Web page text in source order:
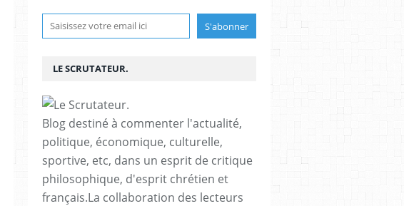
LE SCRUTATEUR.
Blog destiné à commenter l'actualité,
politique, économique, culturelle,
sportive, etc, dans un esprit de critique
philosophique, d'esprit chrétien et
français.La collaboration des lecteurs